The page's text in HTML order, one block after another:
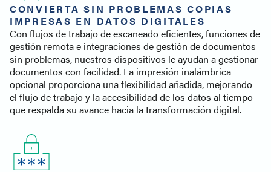
CONVIERTA SIN PROBLEMAS COPIAS
IMPRESAS EN DATOS DIGITALES
Con flujos de trabajo de escaneado eficientes, funciones de
gestión remota e integraciones de gestión de documentos
sin problemas, nuestros dispositivos le ayudan a gestionar
documentos con facilidad. La impresión inalámbrica
opcional proporciona una flexibilidad añadida, mejorando
el flujo de trabajo y la accesibilidad de los datos al tiempo
que respalda su avance hacia la transformación digital.